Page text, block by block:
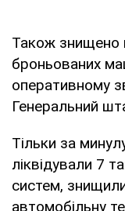
Також знищено
броньованих
оперативному
Генеральний
Тільки за
ліквідували 7
систем,
автомобільну